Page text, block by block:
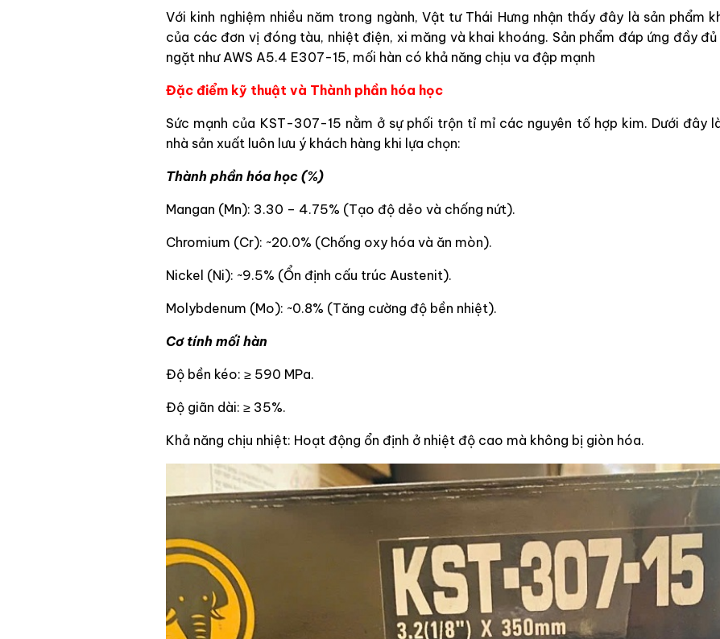
Với kinh nghiệm nhiều năm trong ngành, Vật tư Thái Hưng nhận thấy đây là sản phẩm
của các đơn vị đóng tàu, nhiệt điện, xi măng và khai khoáng. Sản phẩm đáp ứng đầy
ngặt như AWS A5.4 E307-15, mối hàn có khả năng chịu va đập mạnh
Đặc điểm kỹ thuật và Thành phần hóa học
Sức mạnh của KST-307-15 nằm ở sự phối trộn tỉ mỉ các nguyên tố hợp kim. Dưới đây
nhà sản xuất luôn lưu ý khách hàng khi lựa chọn:
Thành phần hóa học (%)
Mangan (Mn): 3.30 – 4.75% (Tạo độ dẻo và chống nứt).
Chromium (Cr): ~20.0% (Chống oxy hóa và ăn mòn).
Nickel (Ni): ~9.5% (Ổn định cấu trúc Austenit).
Molybdenum (Mo): ~0.8% (Tăng cường độ bền nhiệt).
Cơ tính mối hàn
Độ bền kéo: ≥ 590 MPa.
Độ giãn dài: ≥ 35%.
Khả năng chịu nhiệt: Hoạt động ổn định ở nhiệt độ cao mà không bị giòn hóa.